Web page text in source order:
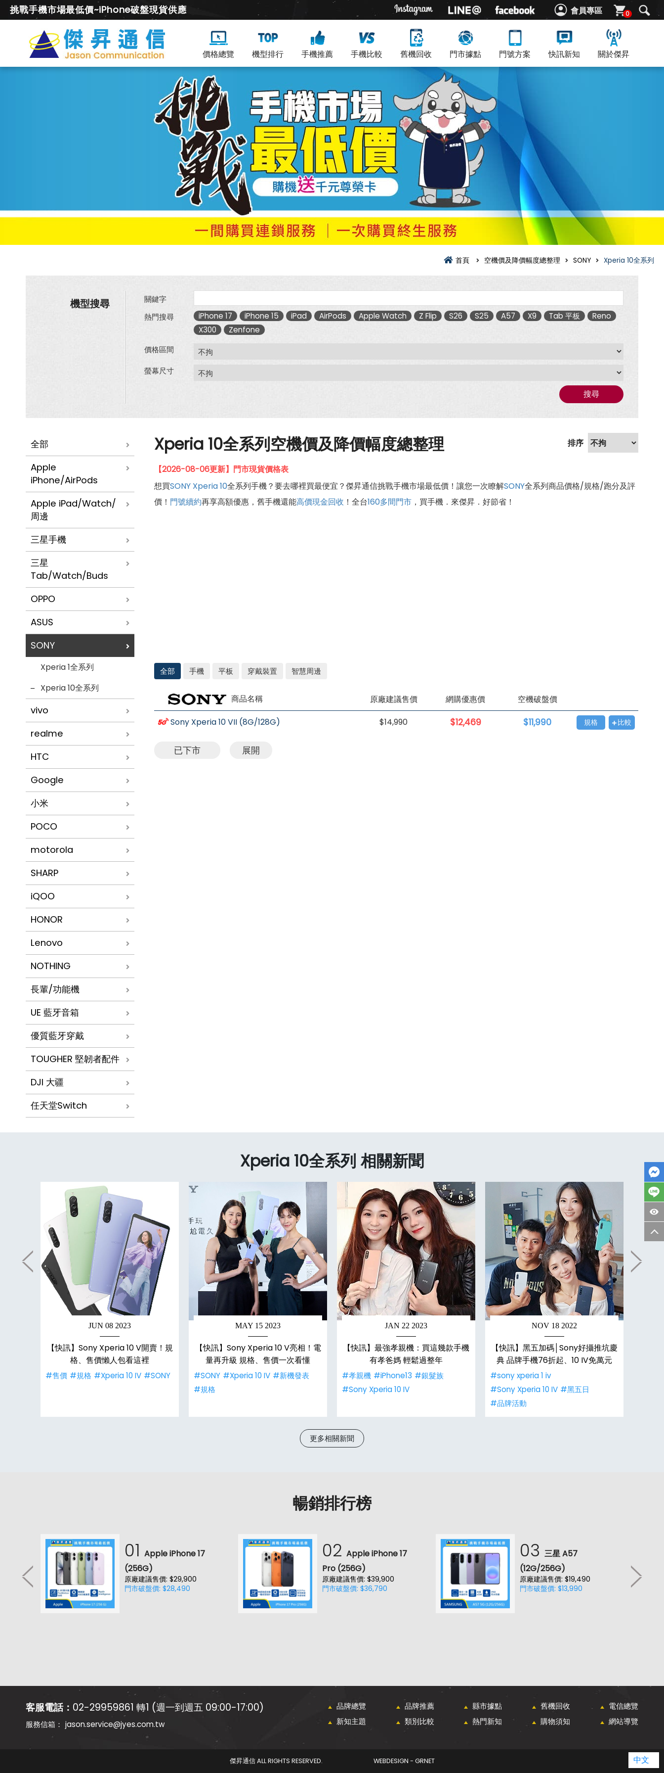
Xperia
會員專區 0
挑戰手機市場最低價~iPhone破盤現貨供應
價格總覽 機型排行 手機推薦 手機比較 舊機回收 門市據點 門號方案 快訊新知 關於傑昇
首頁 空機價及降價幅度總整理 SONY Xperia 10全系列
機型搜尋
關鍵字
熱門搜尋
iPhone 17 iPhone 15 iPad AirPods Apple Watch Z Flip S26 S25 A57 X9 Tab 平板
Reno
X300
Zenfone
價格區間
螢幕尺寸
搜尋
全部
Apple
iPhone/AirPods
Apple iPad/Watch/
周邊
三星手機
三星
Tab/Watch/Buds
OPPO
ASUS
SONY
Xperia 1全系列
Xperia 10全系列
vivo
realme
HTC
Google
小米
POCO
motorola
SHARP
iQOO
HONOR
Lenovo
NOTHING
長輩/功能機
UE 藍牙音箱
優質藍牙穿戴
TOUGHER 堅韌者配件
DJI 大疆
任天堂Switch
Xperia 10全系列空機價及降價幅度總整理
【2026-08-06更新】門市現貨價格表
想買SONY Xperia 10全系列手機？要去哪裡買最便宜？傑昇通信挑戰手機市場最低價！讓您一次瞭解SONY全系列商品價格/規格/跑分及評
價！ 門號續約再享高額優惠，舊手機還能高價現金回收 ！全台160多間門市 ，買手機．來傑昇．好節省！
全部 手機 平板 穿戴裝置 智慧周邊
SONY
商品名稱 原廠建議售價 網購優惠價
空機破盤價
Sony Xperia 10 VII (8G/128G)
$14,990 $12,469 $11,990 規格 比較
已下市 展開
Xperia 10全系列 相關新聞
JUN 08 2023
【快訊】Sony Xperia 10 V開賣！規
格、售價懶人包看這裡
#售價 #規格 #Xperia 10 IV #SONY
MAY 15 2023
【快訊】Sony Xperia 10 V亮相！電
量再升級 規格、售價一次看懂
#SONY #Xperia 10 IV #新機發表
#規格
JAN 22 2023
【快訊】最強孝親機：買這幾款手機
有孝爸媽 輕鬆過整年
#孝親機 #iPhone13 #銀髮族
#Sony Xperia 10 IV
NOV 18 2022
【快訊】黑五加碼│Sony好攝推坑慶
典 品牌手機76折起、10 IV免萬元
#sony xperia 1 iv
#Sony Xperia 10 IV #黑五日
#品牌活動
更多相關新聞
暢銷排行榜
01 Apple iPhone 17
(256G)
原廠建議售價: $29,900
門市破盤價: $28,490
02 Apple iPhone 17
Pro (256G)
原廠建議售價: $39,900
門市破盤價: $36,790
03 三星 A57
(12G/256G)
原廠建議售價: $19,490
門市破盤價: $13,990
客服電話： 02-29959861 轉1 (週一到週五 09:00-17:00)
jason.service@jyes.com.tw
品牌總覽 品牌推薦 縣市據點 舊機回收
電信總覽
新知主題
類別比較 熱門新知 購物須知 網站導覽
傑昇通信 ALL RIGHTS RESERVED. WEBDESIGN - GRNET 中文